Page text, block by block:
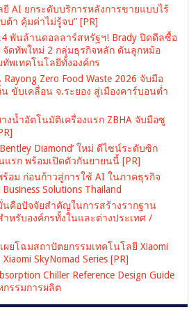
ยี AI ยกระดับบริการหลังการขายแบบไร้
ต้า คุ้มค่าไม่รู้จบ” [PR]
พันล้านดอลลาร์สหรัฐฯ! Brady ปิดดีลซื้อ
จัดทัพใหม่ 2 กลุ่มธุรกิจหลัก ดันลูกหม้อ
พเทคโนโลยีทั้งองค์กร
Zero Food Waste 2026 จับมือ
ขับเคลื่อน จ.ระยอง สู่เมืองคาร์บอนต่ำ
งน้ำอัตโนมัติเครื่องแรก ZBHA จับมือซู
Diamond’ ใหม่ ดีไซน์ระดับซิก
แรก พร้อมเปิดตัวกันยายนนี้ [PR]
ร้อม ก่อนก้าวสู่การใช้ AI ในภาคธุรกิจ
Solutions Thailand
คือปัจจัยสำคัญในการสร้างรากฐาน
ำหรับองค์กรทั้งในและต่างประเทศ /
ผยโฉมสถาปัตยกรรมเทคโนโลยี Xiaomi
SkyNomad Series [PR]
Chiller Reference Design Guide
รรมการผลิต